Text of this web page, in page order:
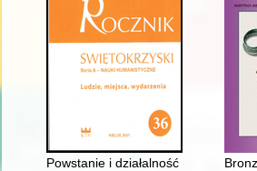
Powstanie i działalność Straży